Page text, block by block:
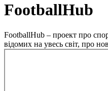
FootballHub
FootballHub – проект про
відомих на увесь світ, про